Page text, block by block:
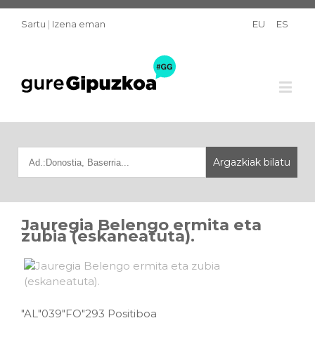
Sartu | Izena eman EU ES
Jauregia Belengo ermita eta
zubia (eskaneatuta).
"AL"039"FO"293 Positiboa